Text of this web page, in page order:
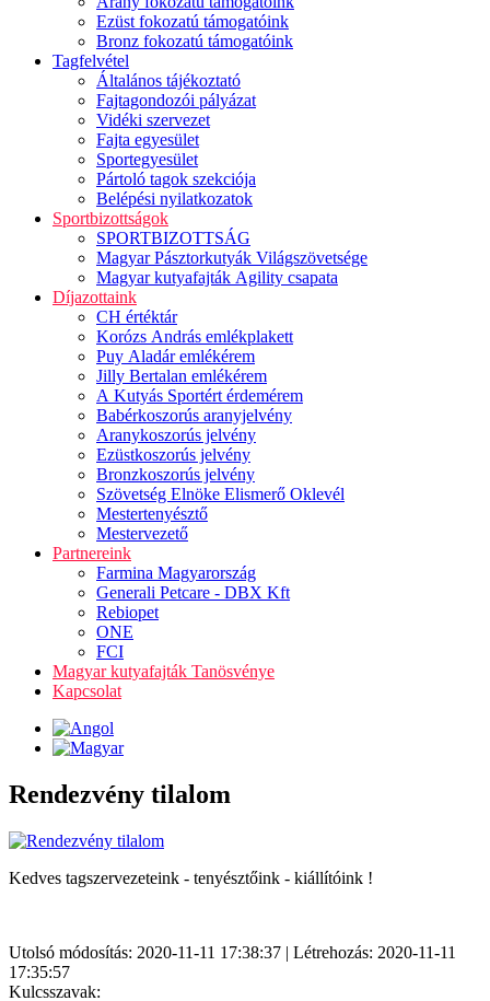
Ezüst fokozatú támogatóink
Bronz fokozatú támogatóink
Tagfelvétel
Általános tájékoztató
Fajtagondozói pályázat
Vidéki szervezet
Fajta egyesület
Sportegyesület
Pártoló tagok szekciója
Belépési nyilatkozatok
Sportbizottságok
SPORTBIZOTTSÁG
Magyar Pásztorkutyák Világszövetsége
Magyar kutyafajták Agility csapata
Díjazottaink
CH értéktár
Korózs András emlékplakett
Puy Aladár emlékérem
Jilly Bertalan emlékérem
A Kutyás Sportért érdemérem
Babérkoszorús aranyjelvény
Aranykoszorús jelvény
Ezüstkoszorús jelvény
Bronzkoszorús jelvény
Szövetség Elnöke Elismerő Oklevél
Mestertenyésztő
Mestervezető
Partnereink
Farmina Magyarország
Generali Petcare - DBX Kft
Rebiopet
ONE
FCI
Magyar kutyafajták Tanösvénye
Kapcsolat
Rendezvény tilalom
Kedves tagszervezeteink - tenyésztőink - kiállítóink !
Utolsó módosítás: 2020-11-11 17:38:37 | Létrehozás: 2020-11-11
17:35:57
Kulcsszavak: